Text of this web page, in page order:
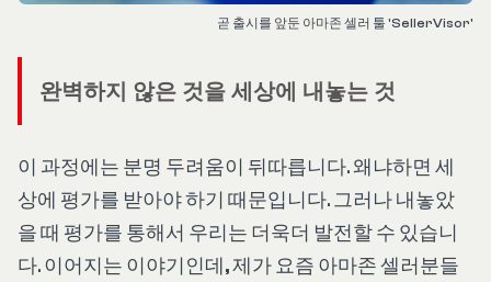
곧 출시를 앞둔 아마존 셀러 툴 'SellerVisor'
완벽하지 않은 것을 세상에 내놓는 것
이 과정에는 분명 두려움이 뒤따릅니다. 왜냐하면 세
상에 평가를 받아야 하기 때문입니다. 그러나 내놓았
을 때 평가를 통해서 우리는 더욱더 발전할 수 있습니
다. 이어지는 이야기인데, 제가 요즘 아마존 셀러분들